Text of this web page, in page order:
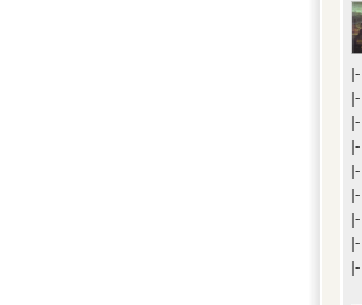
|-
|-
|-
|-
|-
|-
|-
|-
|-